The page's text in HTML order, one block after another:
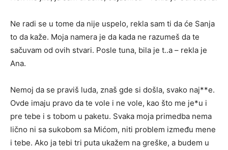
Ne radi se u tome da nije uspelo, rekla sam ti da će Sanja
to da kaže. Moja namera je da kada ne razumeš da te
sačuvam od ovih stvari. Posle tuna, bila je t..a – rekla je
Ana.
Nemoj da se praviš luda, znaš gde si došla, svako naj**e.
Ovde imaju pravo da te vole i ne vole, kao što me je*u i
pre tebe i s tobom u paketu. Svaka moja primedba nema
lično ni sa sukobom sa Mićom, niti problem između mene
i tebe. Ako ja tebi tri puta ukažem na greške, a budem u